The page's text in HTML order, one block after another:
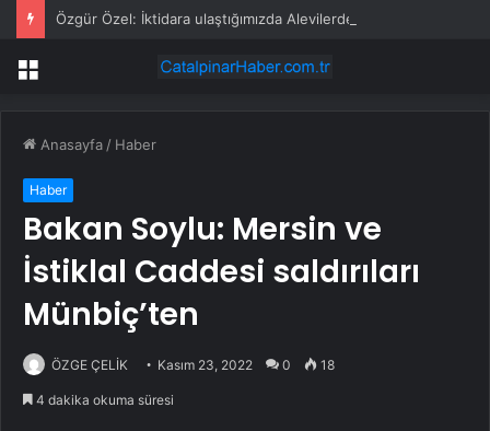
Menü
Anasayfa / Haber
Haber
Bakan Soylu: Mersin ve
İstiklal Caddesi saldırıları
Münbiç’ten
ÖZGE ÇELİK Kasım 23, 2022 0 18
4 dakika okuma süresi